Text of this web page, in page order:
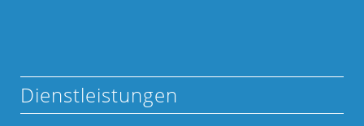
Dienstleistungen